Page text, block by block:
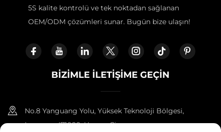
5S kalite kontrolü ve tek noktadan sağlanan
OEM/ODM çözümleri sunar. Bugün bize ulaşın!
BİZİMLE İLETİŞİME GEÇİN
No.8 Yanguang Yolu, Yüksek Teknoloji Bölgesi,
Luoyang 471000, Henan, Çin.